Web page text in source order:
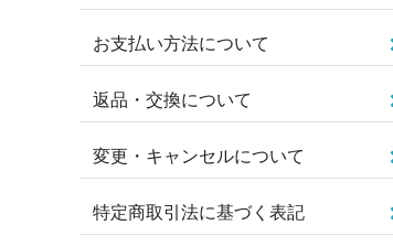
お支払い方法について
返品・交換について
変更・キャンセルについて
特定商取引法に基づく表記